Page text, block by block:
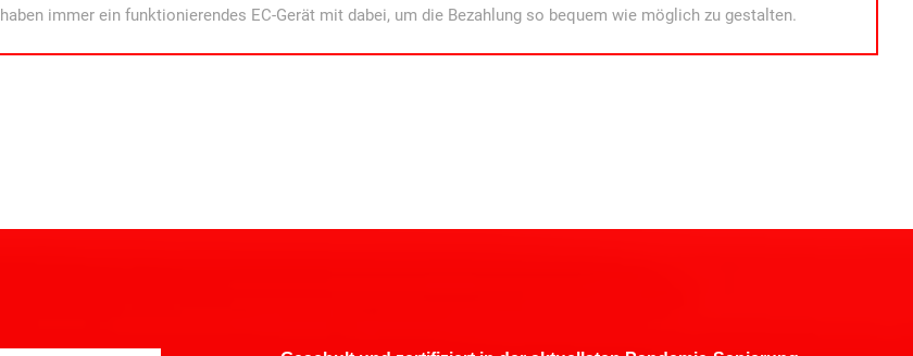
haben immer ein funktionierendes EC-Gerät mit dabei, um die Bezahlung so bequem wie möglich zu gestalten.